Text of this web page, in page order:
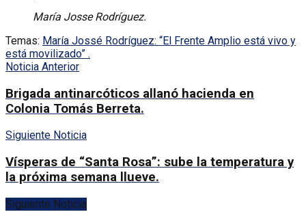
María Josse Rodríguez.
Temas: María Jossé Rodríguez: “El Frente Amplio está vivo y
está movilizado” .
Noticia Anterior
Brigada antinarcóticos allanó hacienda en
Colonia Tomás Berreta.
Siguiente Noticia
Vísperas de “Santa Rosa”: sube la temperatura y
la próxima semana llueve.
Siguiente Noticia